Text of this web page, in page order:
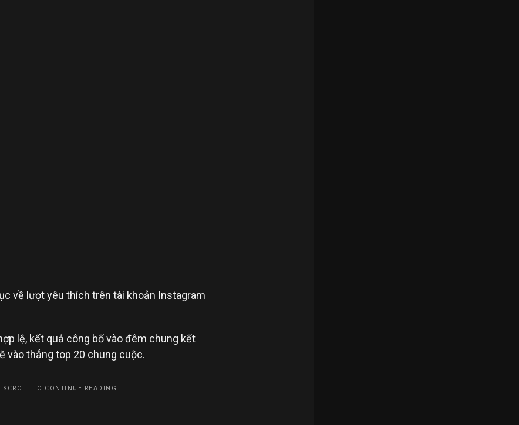
về lượt yêu thích trên tài khoản Instagram
lệ, kết quả công bố vào đêm chung kết
vào thẳng top 20 chung cuộc.
SCROLL TO CONTINUE READING.